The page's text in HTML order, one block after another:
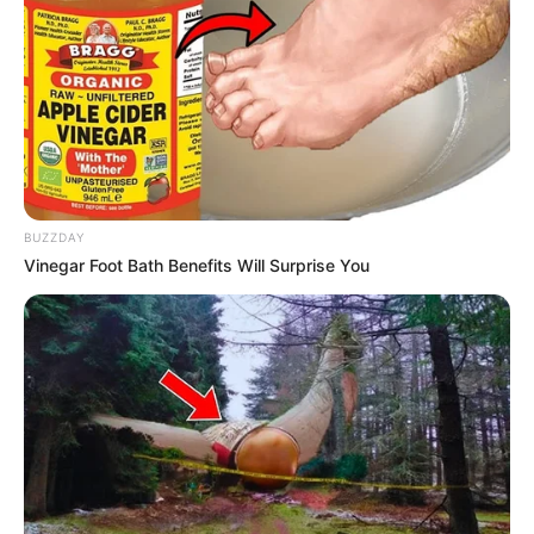
COMPARTIR
UNIRSE AL CANAL DE WHATSAPP
La policía capturó a un hombre responsable, al parecer,
celular en un hecho de intolerancia registrado en el barrio
Moravia de Medellín
Así lo dio a conocer el comandante encargado de la
policía metropolitana, coronel José Miranda, quien
rechazó el crimen de Alex Yesid Ramírez Mosquera de 36
años. El oficial señaló que todo inició el pasado 17 de
junio cuando el victimario llegó al local comercial a
reclamarle por la demora en el arreglo de su celular. En
medio de la discusión el victimario de 30 años apuñaló al
BUZZDAY
Vinegar Foot Bath Benefits Will Surprise You